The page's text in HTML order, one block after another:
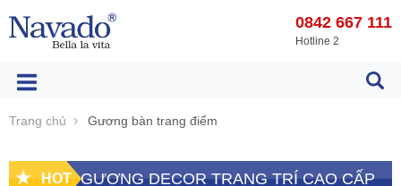
0842 667 111
Hotline 2
Trang chủ Gương bàn trang điểm
HOT GƯƠNG DECOR TRANG TRÍ CAO CẤP